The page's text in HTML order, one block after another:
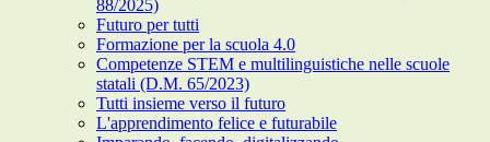
88/2025)
Futuro per tutti
Formazione per la scuola 4.0
Competenze STEM e multilinguistiche nelle scuole
statali (D.M. 65/2023)
Tutti insieme verso il futuro
L'apprendimento felice e futurabile